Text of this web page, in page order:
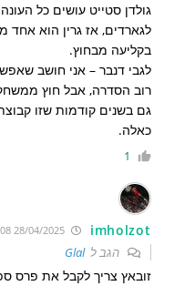
גולדן סטייט עושים כל
לגארדים, אז גרין הוא אחד
בקליעה מבחוץ.
לגבי דנבר – אני חושב
גם בשנים קודמות שזו
כאלה.
1
imholzot
28/04/2025 19:50:08
הגב לGlal
זובאץ צריך לקבל את פרס